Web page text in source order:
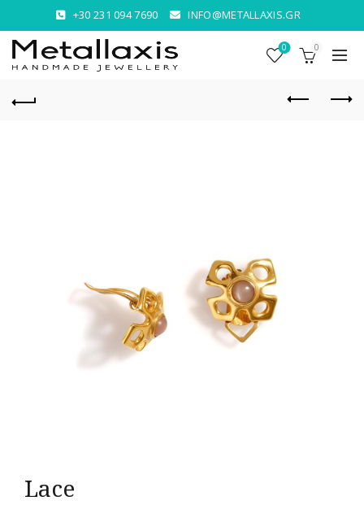
+30 231 094 7690 INFO@METALLAXIS.GR
0 0
Lace